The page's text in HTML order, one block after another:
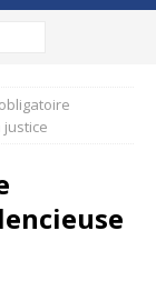
justice